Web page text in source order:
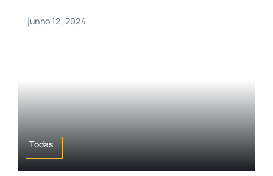
junho 12, 2024
Todas